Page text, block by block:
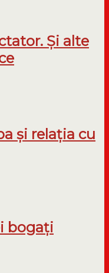
Și alte
și relația cu
bogați